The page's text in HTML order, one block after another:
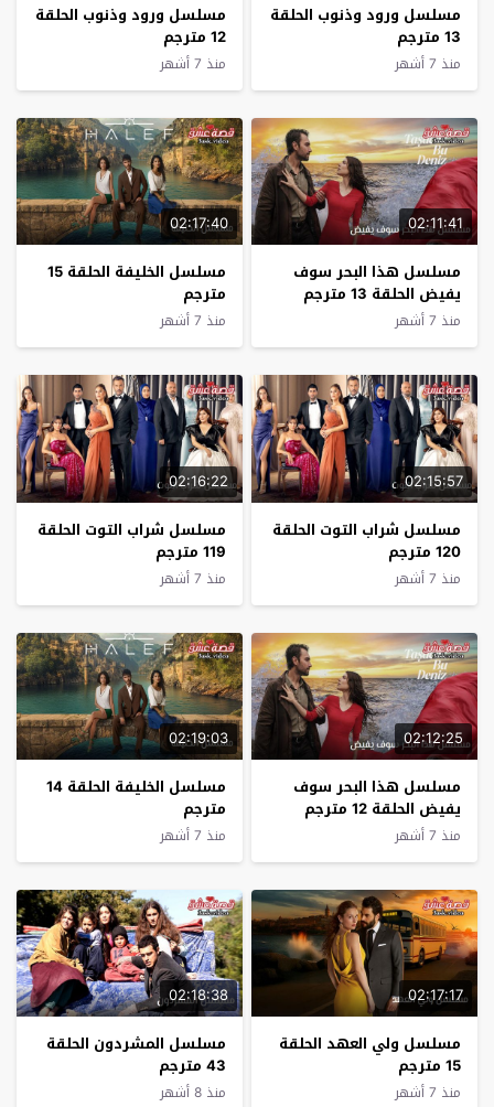
مسلسل ورود وذنوب الحلقة
13 مترجم
منذ 7 أشهر
مسلسل ورود وذنوب الحلقة
12 مترجم
منذ 7 أشهر
02:11:41
مسلسل هذا البحر سوف
يفيض الحلقة 13 مترجم
منذ 7 أشهر
02:17:40
مسلسل الخليفة الحلقة 15
مترجم
منذ 7 أشهر
02:15:57
مسلسل شراب التوت الحلقة
120 مترجم
منذ 7 أشهر
02:16:22
مسلسل شراب التوت الحلقة
119 مترجم
منذ 7 أشهر
02:12:25
مسلسل هذا البحر سوف
يفيض الحلقة 12 مترجم
منذ 7 أشهر
02:19:03
مسلسل الخليفة الحلقة 14
مترجم
منذ 7 أشهر
02:17:17
مسلسل ولي العهد الحلقة
15 مترجم
منذ 7 أشهر
02:18:38
مسلسل المشردون الحلقة
43 مترجم
منذ 8 أشهر